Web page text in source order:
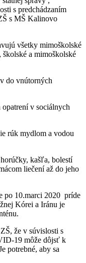
s predchádzaním
s MŠ Kalinovo
všetky mimoškolské
a mimoškolské
do vnútorných
v sociálnych
rúk mydlom a vodou
kašľa, bolestí
liečení až do jeho
po 10.marci 2020 príde
Kórei a Iránu je
že v súvislosti s
19 môže dôjsť k
potrebné, aby sa